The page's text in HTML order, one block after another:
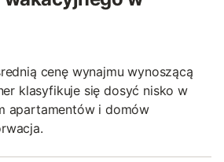
cenę wynajmu wynoszącą
klasyfikuje się dosyć nisko w
apartamentów i domów